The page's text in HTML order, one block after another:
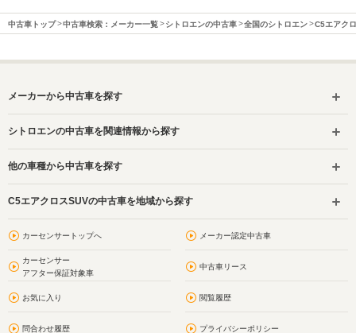
中古車トップ 中古車検索：メーカー一覧 シトロエンの中古車 全国のシトロエン C5エアク
メーカーから中古車を探す
シトロエンの中古車を関連情報から探す
他の車種から中古車を探す
C5エアクロスSUVの中古車を地域から探す
カーセンサートップへ メーカー認定中古車
カーセンサー
アフター保証対象車
中古車リース
お気に入り 閲覧履歴
問合わせ履歴 プライバシーポリシー